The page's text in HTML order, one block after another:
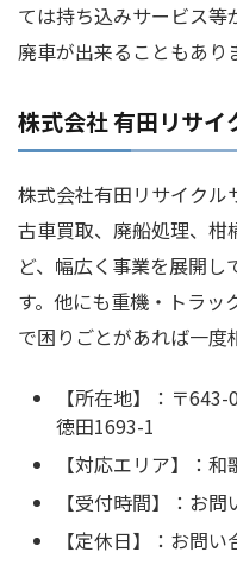
ては持ち込みサービス等
廃車が出来ることもあり
株式会社 有田リサイ
株式会社有田リサイクル
古車買取、廃船処理、柑
ど、幅広く事業を展開
す。他にも重機・トラッ
で困りごとがあれば一度
【所在地】：〒
徳田1693-1
【対応エリア】：
【受付時間】：お問
【定休日】：お問い